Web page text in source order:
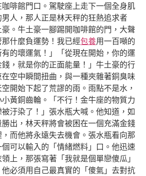
啡館門口。駕駛座上走下一個全身肌
人，那人正是林天秤的狂熱追求者
。牛土豪一腳踢開咖啡館的門，大聲
什麼負運勢！我已經包養用一百噸的
的壞運氣！」「從現在開始，你的運
，就是你的正面能量！」牛土豪的行
空中瞬間扭曲，與一種夾雜著銅臭味
開始下起了荒謬的雨。雨點不是水，
黃銅齒輪。「不行！金牛座的物質力
汙染了！」張水瓶大喊。他知道，如
出，林天秤將會被困在一個充滿金錢
而他將永遠失去機會。張水瓶看向那
可以輸入的「情緒燃料」口。他迅速
上，那張寫著「我就是個單戀傻瓜」
必須用自己最真實的「傻氣」去對抗